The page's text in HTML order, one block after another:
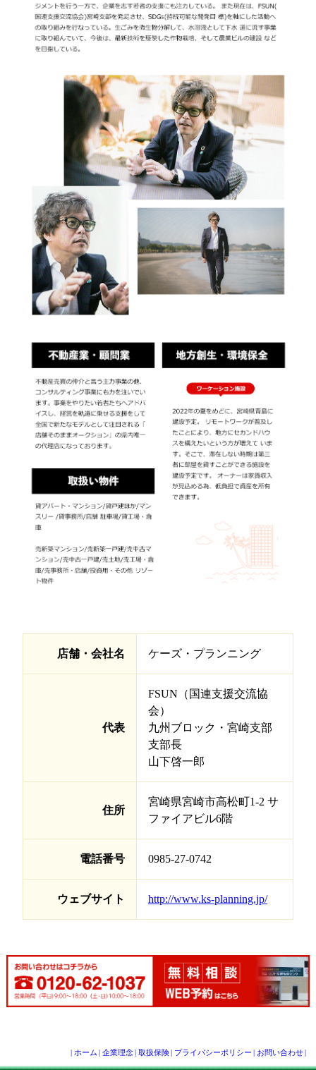
店舗・会社名 ケーズ・プランニング
代表
FSUN（国連支援交流協
会）
九州ブロック・宮崎支部
支部長
山下啓一郎
住所
宮崎県宮崎市高松町1-2 サ
ファイアビル6階
電話番号 0985-27-0742
ウェブサイト http://www.ks-planning.jp/
| ホーム | 企業理念 | 取扱保険 | プライバシーポリシー | お問い合わせ |